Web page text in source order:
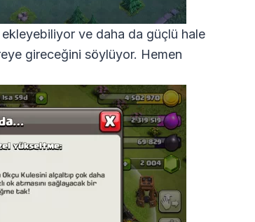
ve daha da güçlü hale
gireceğini söylüyor. Hemen